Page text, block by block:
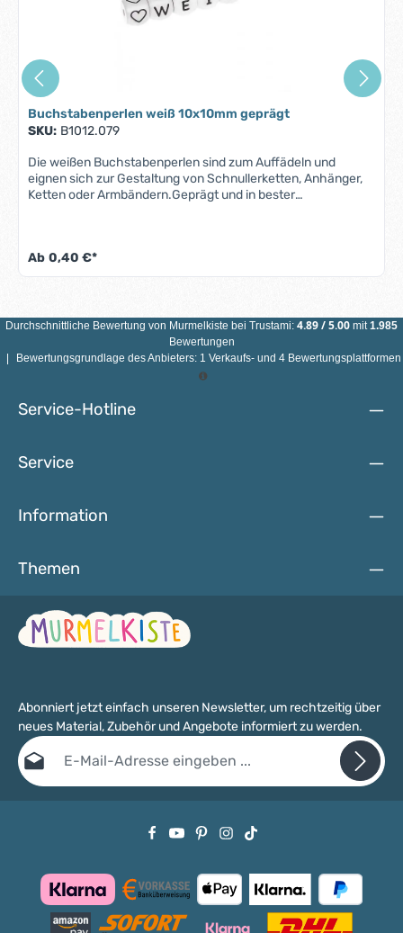
Buchstabenperlen weiß 10x10mm geprägt
SKU: B1012.079
Die weißen Buchstabenperlen sind zum Auffädeln und
eignen sich zur Gestaltung von Schnullerketten, Anhänger,
Ketten oder Armbändern.Geprägt und in bester
Bedeutet, dass sich die Schrift der Buchstabenperlen mit
der Zeit abnutzt. Das ist nicht weiter tragisch, sieht dann
BUCHSTABENPERLEN NICHT FÜR KINDER UNTER 3 JAHREN
Ab 0,40 €*
Durchschnittliche Bewertung von Murmelkiste bei Trustami: 4.89/5.00 mit1.985
Bewertungen
Bewertungsgrundlage des Anbieters: 1 Verkaufs- und 4 Bewertungsplattformen
Service-Hotline
Service
Information
Themen
Abonniert jetzt einfach unseren Newsletter, um rechtzeitig über
neues Material, Zubehör und Angebote informiert zu werden.
E-Mail-Adresse*
Datenschutzbestimmungenzur Kenntnis genommen